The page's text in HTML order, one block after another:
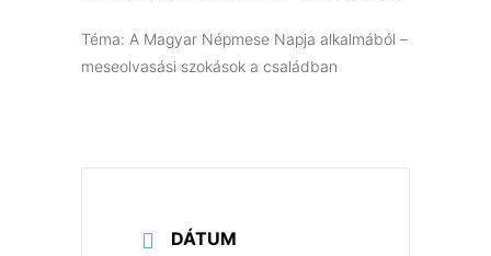
Téma: A Magyar Népmese Napja alkalmából –
meseolvasási szokások a családban
DÁTUM